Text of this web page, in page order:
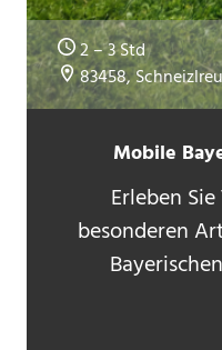
Mobile
Erleben
besonderen
2 – 3 Std
83458,